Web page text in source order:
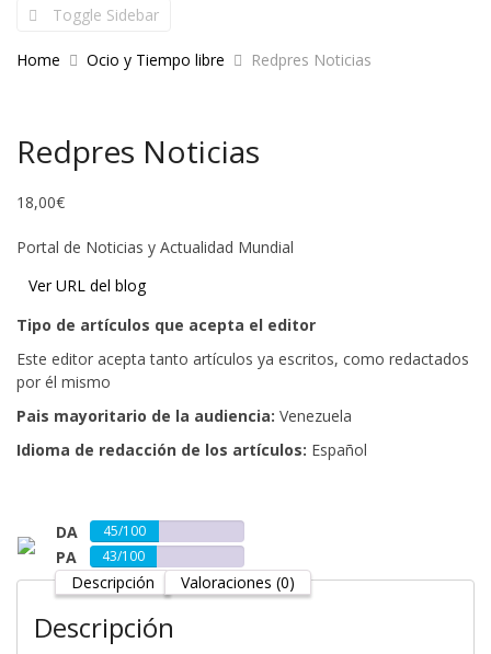
Toggle Sidebar
Home Ocio y Tiempo libre Redpres Noticias
Redpres Noticias
18,00€
Portal de Noticias y Actualidad Mundial
Ver URL del blog
Tipo de artículos que acepta el editor
Este editor acepta tanto artículos ya escritos, como redactados
por él mismo
Pais mayoritario de la audiencia: Venezuela
Idioma de redacción de los artículos: Español
DA 45/100
PA 43/100
Descripción Valoraciones (0)
Descripción